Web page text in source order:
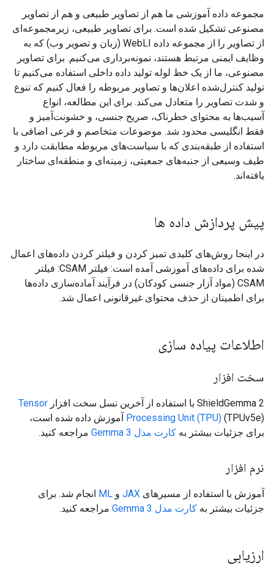
مجموعه داده آموزشی ما هم از تصاویر طبیعی و هم از تصاویر
مصنوعی تشکیل شده است. برای تصاویر طبیعی، زیرمجموعه‌ای
از تصاویر را از مجموعه داده WebLI (زبان و تصویر وب) که به
وظایف ایمنی مرتبط هستند، نمونه‌برداری می‌کنیم. برای تصاویر
مصنوعی، ما از یک خط لوله تولید داده داخلی استفاده می‌کنیم تا
تولید کنترل‌شده اعلان‌ها و تصاویر مربوطه را فعال کنیم که تنوع
و شدت تصاویر را متعادل می‌کند. برای این مطالعه، انواع
آسیب‌ها به محتوای خطرناک، صریح جنسی، و خشونت‌آمیز و
فقط انگلیسی محدود شد. موضوعات متخاصم و فرعی اضافی با
استفاده از طبقه‌بندی که با سیاست‌های مربوطه مطابقت دارد و
طیف وسیعی از جنبه‌های جمعیتی، زمینه‌ای و منطقه‌ای ساختار
یافته‌اند.
پیش پردازش داده ها
در اینجا روش‌های کلیدی تمیز کردن و فیلتر کردن داده‌های اعمال
شده برای داده‌های آموزشی آمده است: فیلتر CSAM: فیلتر
CSAM (مواد آزار جنسی کودکان) در فرآیند آماده‌سازی داده‌ها
برای اطمینان از حذف محتوای غیرقانونی اعمال شد.
اطلاعات پیاده سازی
سخت افزار
ShieldGemma 2 با استفاده از آخرین نسل سخت افزار
Tensor
Processing Unit (TPU) (TPUv5e) آموزش داده شده است،
برای جزئیات بیشتر به کارت مدل Gemma 3 مراجعه کنید.
نرم افزار
آموزش با استفاده از مسیرهای JAX و ML انجام شد. برای
جزئیات بیشتر به کارت مدل Gemma 3 مراجعه کنید.
ارزیابی